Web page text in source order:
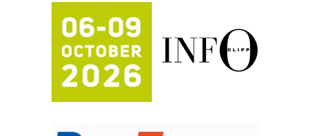
Efikasno upravljanje energijom
Automatizacija pakovanja · Display
(Shelf-Ready) omotnice
Potpuna efikasnost bez složenih
sistema
Trajna oznaka kao dugoročna korist